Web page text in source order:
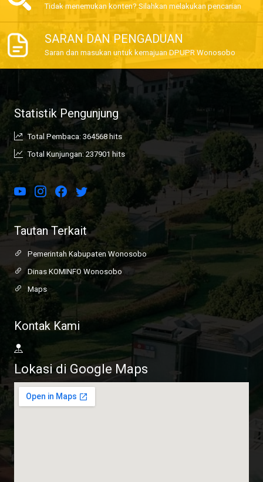
Tidak menemukan konten? Silahkan melakukan pencarian
SARAN DAN PENGADUAN
Saran dan masukan untuk kemajuan DPUPR Wonosobo
Statistik Pengunjung
Total Pembaca: 364568 hits
Total Kunjungan: 237901 hits
Tautan Terkait
Pemerintah Kabupaten Wonosobo
Dinas KOMINFO Wonosobo
Maps
Kontak Kami
Lokasi di Google Maps